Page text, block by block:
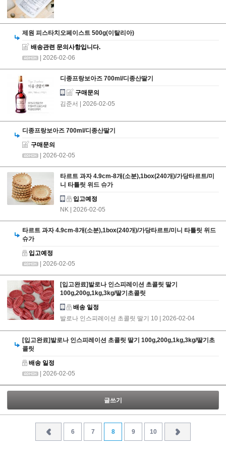
제원 피스타치오페이스트 500g(이탈리아)
배송관련 문의사항입니다.
| 2026-02-06
디종프랑보아즈 700ml/디종산딸기
구매문의
김준서 | 2026-02-05
디종프랑보아즈 700ml/디종산딸기
구매문의
| 2026-02-05
타르트 과자 4.9cm-8개(소분),1box(240개)/가당타르트/미
니 타틀릿 위드 슈가
입고예정
NK | 2026-02-05
타르트 과자 4.9cm-8개(소분),1box(240개)/가당타르트/미니 타틀릿 위드
슈가
입고예정
| 2026-02-05
[입고완료]발로나 인스피레이션 초콜릿 딸기
100g,200g,1kg,3kg/딸기초콜릿
배송 일정
발로나 인스피레이션 초콜릿 딸기 10 | 2026-02-04
[입고완료]발로나 인스피레이션 초콜릿 딸기 100g,200g,1kg,3kg/딸기초
콜릿
배송 일정
| 2026-02-05
글쓰기
6 7 8 9 10